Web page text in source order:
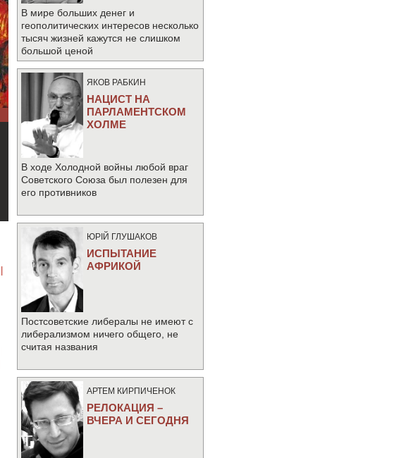
В мире больших денег и
геополитических интересов несколько
тысяч жизней кажутся не слишком
большой ценой
ЯКОВ РАБКИН
НАЦИСТ НА
ПАРЛАМЕНТСКОМ
ХОЛМЕ
В ходе Холодной войны любой враг
Советского Союза был полезен для
его противников
ЮРIЙ ГЛУШАКОВ
ИСПЫТАНИЕ
АФРИКОЙ
Постсоветские либералы не имеют с
либерализмом ничего общего, не
считая названия
АРТЕМ КИРПИЧЕНОК
РЕЛОКАЦИЯ –
ВЧЕРА И СЕГОДНЯ